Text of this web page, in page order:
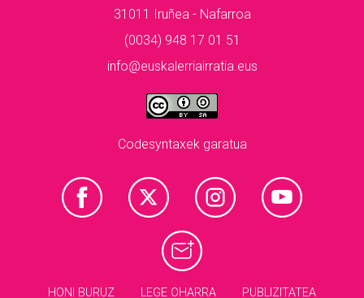
31011 Iruñea - Nafarroa
(0034) 948 17 01 51
info@euskalerriairratia.eus
Codesyntaxek garatua
HONI BURUZ LEGE OHARRA PUBLIZITATEA